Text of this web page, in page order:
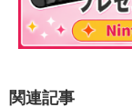
関連記事